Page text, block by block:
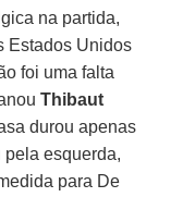
na partida,
Estados Unidos
foi uma falta
Thibaut
durou apenas
pela esquerda,
para De